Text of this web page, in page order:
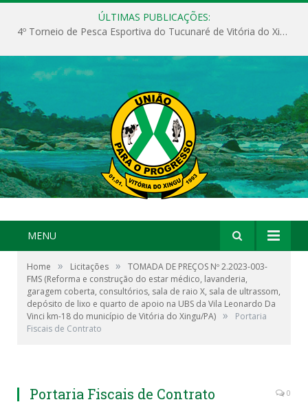
ÚLTIMAS PUBLICAÇÕES:
4º Torneio de Pesca Esportiva do Tucunaré de Vitória do Xingu
MENU
Home » Licitações »
TOMADA DE PREÇOS Nº 2.2023-003-
FMS (Reforma e construção do estar médico, lavanderia,
garagem coberta, consultórios, sala de raio X, sala de ultrassom,
depósito de lixo e quarto de apoio na UBS da Vila Leonardo Da
Vinci km-18 do município de Vitória do Xingu/PA) »
Portaria
Fiscais de Contrato
Portaria Fiscais de Contrato 0